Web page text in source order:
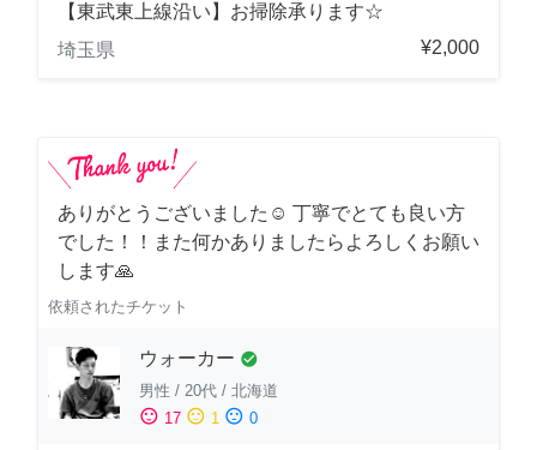
【東武東上線沿い】お掃除承ります☆
埼玉県
¥2,000
ありがとうございました☺️ 丁寧でとても良い方
でした！！また何かありましたらよろしくお願い
します🙏
依頼されたチケット
ウォーカー check_circle
男性 / 20代 / 北海道
sentiment_satisfied 17 sentiment_neutral 1 sentiment_dissatisfied 0